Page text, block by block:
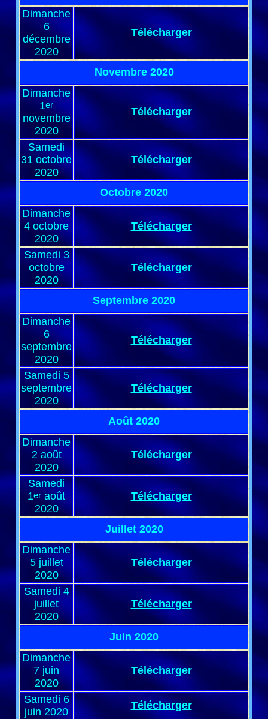
Dimanche
6
décembre
2020
Télécharger
Novembre 2020
Dimanche
1er
novembre
2020
Télécharger
Samedi
31 octobre
2020
Télécharger
Octobre 2020
Dimanche
4 octobre
2020
Télécharger
Samedi 3
octobre
2020
Télécharger
Septembre 2020
Dimanche
6
septembre
2020
Télécharger
Samedi 5
septembre
2020
Télécharger
Août 2020
Dimanche
2 août
2020
Télécharger
Samedi
1er août
2020
Télécharger
Juillet 2020
Dimanche
5 juillet
2020
Télécharger
Samedi 4
juillet
2020
Télécharger
Juin 2020
Dimanche
7 juin
2020
Télécharger
Samedi 6
juin 2020
Télécharger